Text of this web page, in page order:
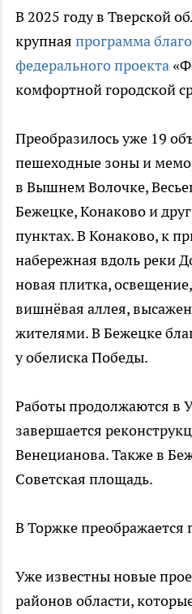
В 2025 году в Тверской
крупная программа
федерального проекта
комфортной городской
Преобразилось уже 19
пешеходные зоны и
в Вышнем Волочке,
Бежецке, Конаково и
пунктах. В Конаково, к
набережная вдоль реки
новая плитка,
вишнёвая аллея,
жителями. В Бежецке
у обелиска Победы.
Работы продолжаются в
завершается
Венецианова. Также в
Советская площадь.
В Торжке преображается
Уже известны новые
районов области,